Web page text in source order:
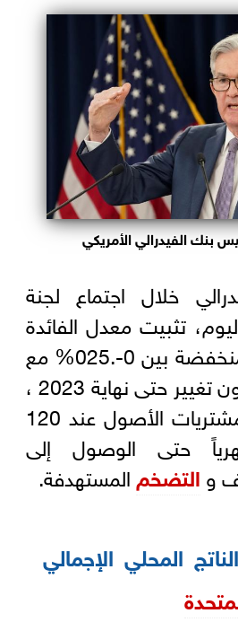
بنك الفيدرالي الأمريكي
خلال اجتماع لجنة
تثبيت معدل الفائدة
عند مستوياتها المنخفضة بين 0-.025% مع
توقعات ببقائها دون تغيير حتى نهاية 2023 ،
كما ثبت برنامج مشتريات الأصول عند 120
حتى الوصول إلى
والتضخمالمستهدفة.
المحلي الإجمالي